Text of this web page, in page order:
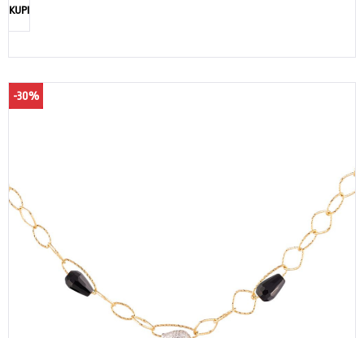
KUPI
-30%